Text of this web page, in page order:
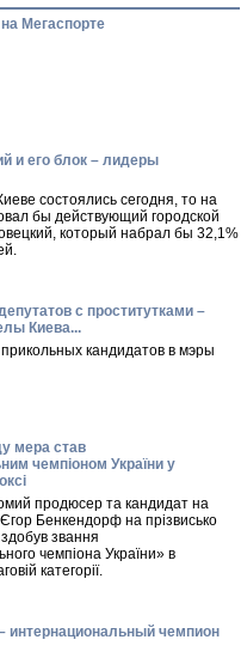
Мегаспорте
и его блок – лидеры
состоялись сегодня, то на
бы действующий городской
который набрал бы 32,1%
с проститутками –
Киева...
кандидатов в мэры
мера став
чемпіоном України у
продюсер та кандидат на
Бенкендорф на прізвисько
звання
чемпіона України» в
категорії.
интернациональный чемпион